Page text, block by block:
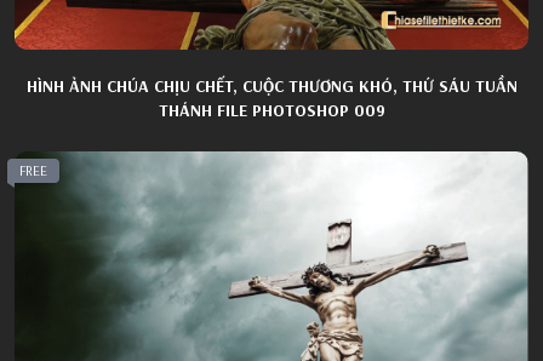
HÌNH ẢNH CHÚA CHỊU CHẾT, CUỘC THƯƠNG KHÓ, THỨ SÁU TUẦN
THÁNH FILE PHOTOSHOP 009
FREE